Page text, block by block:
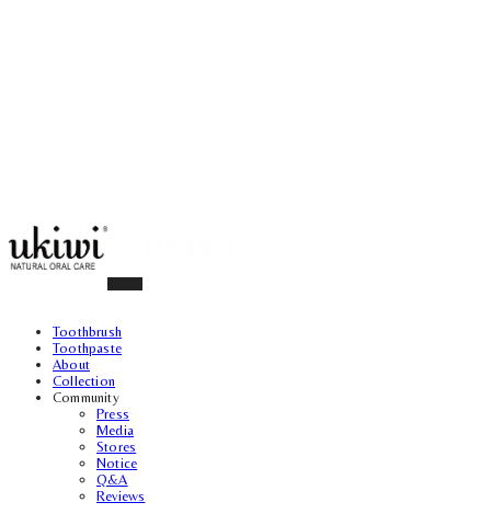
Toothbrush
Toothpaste
About
Collection
Community
Press
Media
Stores
Notice
Q&A
Reviews